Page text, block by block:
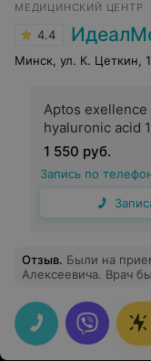
МЕДИЦИНСКИЙ ЦЕНТР
4.4
Минск, ул. К. Цеткин,
Aptos exellence
hyaluronic acid
1 550 руб.
Запись по
Отзыв. Были на
Алексеевича. Врач
выполнил
данного специалиста!